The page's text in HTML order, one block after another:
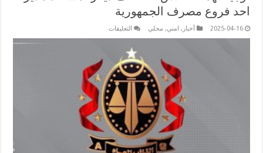
احد فروع مصرف الجمهورية
2025-04-16 أخبار , امني, محلي التعليقات
900
الف
دينار
لمساعد
مدير
احد
فروع
مصرف
الجمهورية
مغلقة